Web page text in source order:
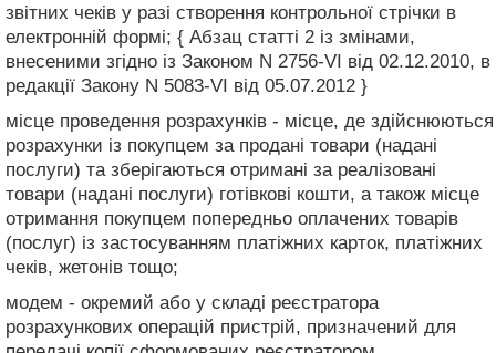
звітних чеків у разі створення контрольної стрічки в
електронній формі; { Абзац статті 2 із змінами,
внесеними згідно із Законом N 2756-VI від 02.12.2010, в
редакції Закону N 5083-VI від 05.07.2012 }
місце проведення розрахунків - місце, де здійснюються
розрахунки із покупцем за продані товари (надані
послуги) та зберігаються отримані за реалізовані
товари (надані послуги) готівкові кошти, а також місце
отримання покупцем попередньо оплачених товарів
(послуг) із застосуванням платіжних карток, платіжних
чеків, жетонів тощо;
модем - окремий або у складі реєстратора
розрахункових операцій пристрій, призначений для